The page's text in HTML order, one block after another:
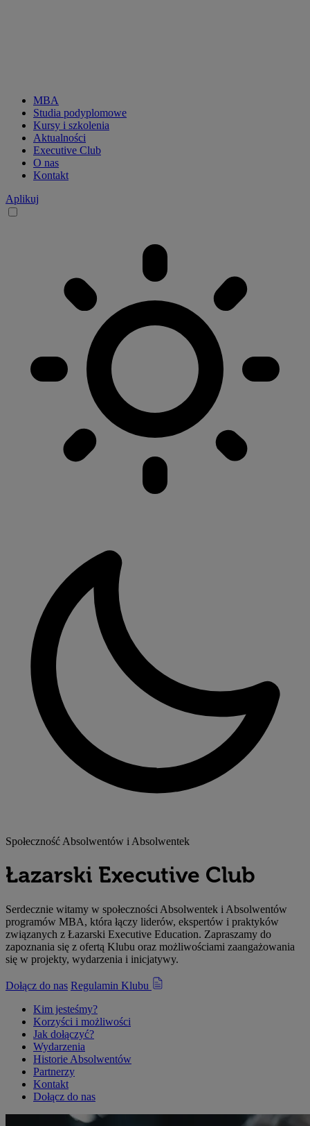
CKP
menu
main
-
desktop
MBA
Studia podyplomowe
Kursy i szkolenia
Aktualności
Executive Club
O nas
Kontakt
Aplikuj
Społeczność Absolwentów i Absolwentek
Łazarski Executive Club
Serdecznie witamy w społeczności Absolwentek i Absolwentów
programów MBA, która łączy liderów, ekspertów i praktyków
związanych z Łazarski Executive Education. Zapraszamy do
zapoznania się z ofertą Klubu oraz możliwościami zaangażowania
się w projekty, wydarzenia i inicjatywy.
Dołącz do nas Regulamin Klubu
Kim jesteśmy?
Korzyści i możliwości
Jak dołączyć?
Wydarzenia
Historie Absolwentów
Partnerzy
Kontakt
Dołącz do nas